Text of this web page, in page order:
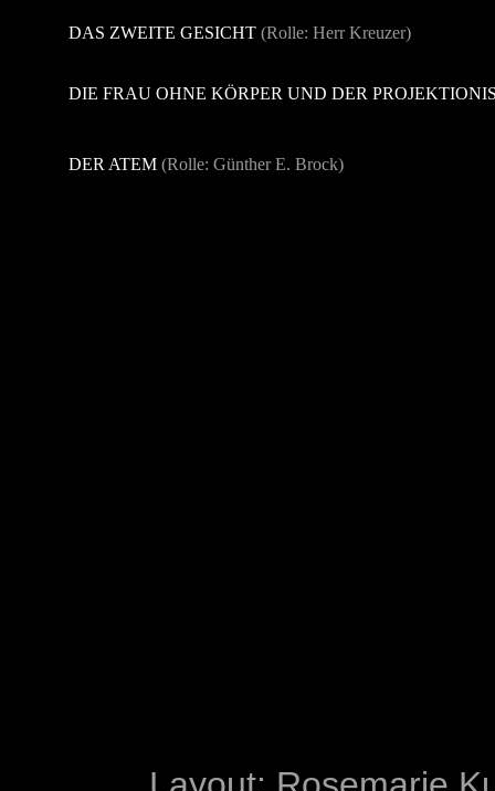
DAS ZWEITE GESICHT (Rolle: Herr Kreuzer)
DIE FRAU OHNE KÖRPER UND DER
DER ATEM (Rolle: Günther E. Brock)